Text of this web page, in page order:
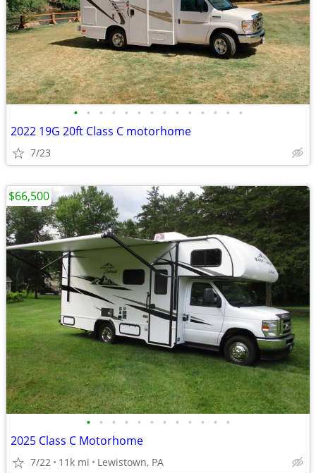
• • • • • • • • • • • • • •
2022 19G 20ft Class C motorhome
7/23
• • • • • • • • • • • •
2025 Class C Motorhome
7/22 11k mi Lewistown, PA
$66,500